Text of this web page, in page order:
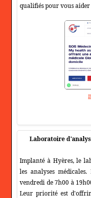
qualifiés pour vous
Laboratoire
Implanté à Hyères, le
les analyses
vendredi de 7h00 à
Leur priorité est d'offrir